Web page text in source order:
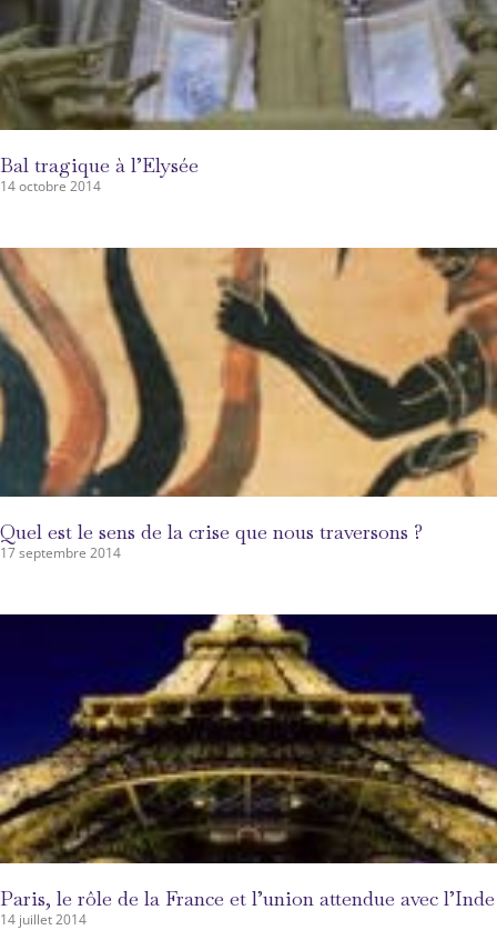
Bal tragique à l’Elysée
14 octobre 2014
Quel est le sens de la crise que nous traversons ?
17 septembre 2014
Paris, le rôle de la France et l’union attendue avec l’Inde
14 juillet 2014